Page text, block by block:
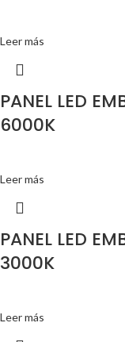
Leer más
PANEL LED
6000K
Leer más
PANEL LED
3000K
Leer más